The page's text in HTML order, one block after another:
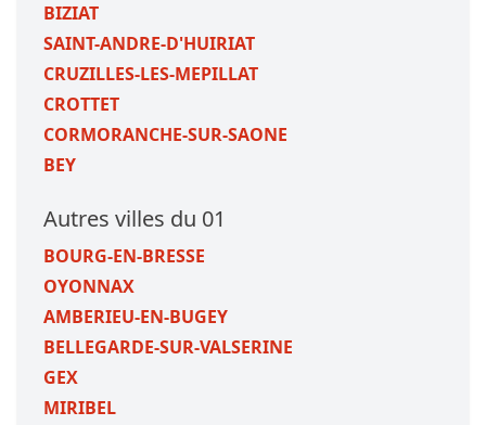
BIZIAT
SAINT-ANDRE-D'HUIRIAT
CRUZILLES-LES-MEPILLAT
CROTTET
CORMORANCHE-SUR-SAONE
BEY
Autres villes du 01
BOURG-EN-BRESSE
OYONNAX
AMBERIEU-EN-BUGEY
BELLEGARDE-SUR-VALSERINE
GEX
MIRIBEL